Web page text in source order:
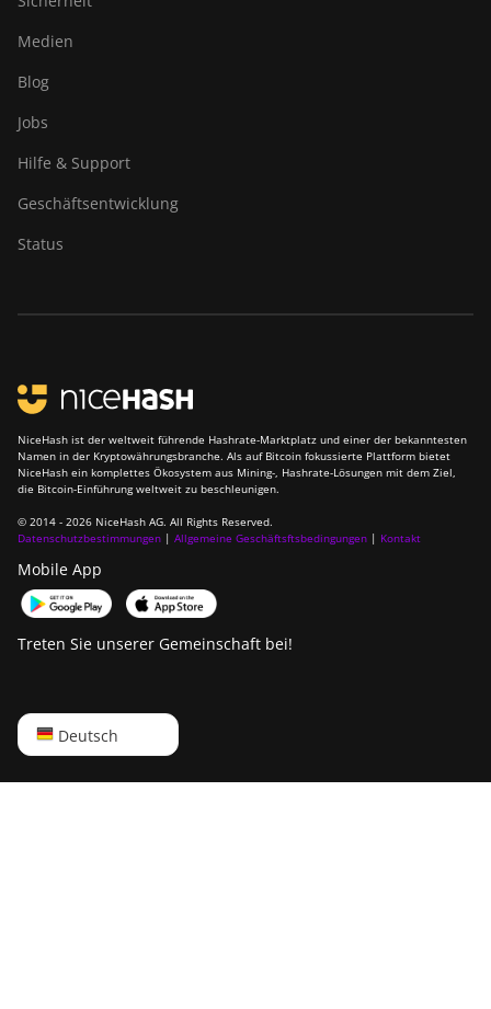
Medien
Blog
Jobs
Hilfe & Support
Geschäftsentwicklung
Status
NiceHash ist der weltweit führende Hashrate-Marktplatz und einer der bekanntesten
Namen in der Kryptowährungsbranche. Als auf Bitcoin fokussierte Plattform bietet
NiceHash ein komplettes Ökosystem aus Mining-, Hashrate-Lösungen mit dem Ziel,
die Bitcoin-Einführung weltweit zu beschleunigen.
© 2014 - 2026 NiceHash AG. All Rights Reserved.
Datenschutzbestimmungen | Allgemeine Geschäftsftsbedingungen | Kontakt
Mobile App
Treten Sie unserer Gemeinschaft bei!
Deutsch
English